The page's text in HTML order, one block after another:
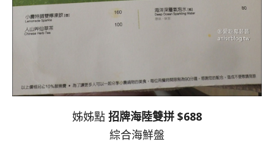
姊姊點 招牌海陸雙拼 $688
綜合海鮮盤